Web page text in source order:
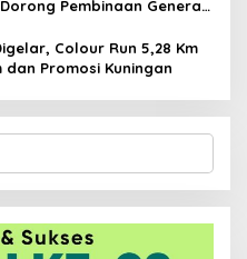
Pembinaan Generasi
Colour Run 5,28 Km
Promosi Kuningan